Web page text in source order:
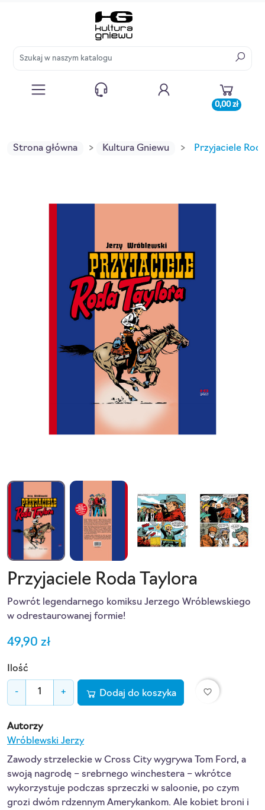
0,00 zł
Strona główna Kultura Gniewu Przyjaciele
Przyjaciele Roda Taylora
Powrót legendarnego komiksu Jerzego Wróblewskiego
w odrestaurowanej formie!
49,90 zł
Ilość
- + Dodaj do koszyka favorite_border
Autorzy
Wróblewski Jerzy
Zawody strzeleckie w Cross City wygrywa Tom Ford, a
swoją nagrodę – srebrnego winchestera – wkrótce
wykorzystuje podczas sprzeczki w saloonie, po czym
grozi dwóm rdzennym Amerykankom. Ale kobiet broni i